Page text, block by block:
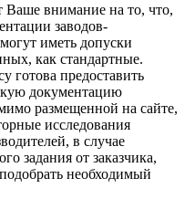
внимание на то, что,
заводов-
иметь допуски
как стандартные.
готова предоставить
документацию
размещенной на сайте,
исследования
в случае
задания от заказчика,
необходимый